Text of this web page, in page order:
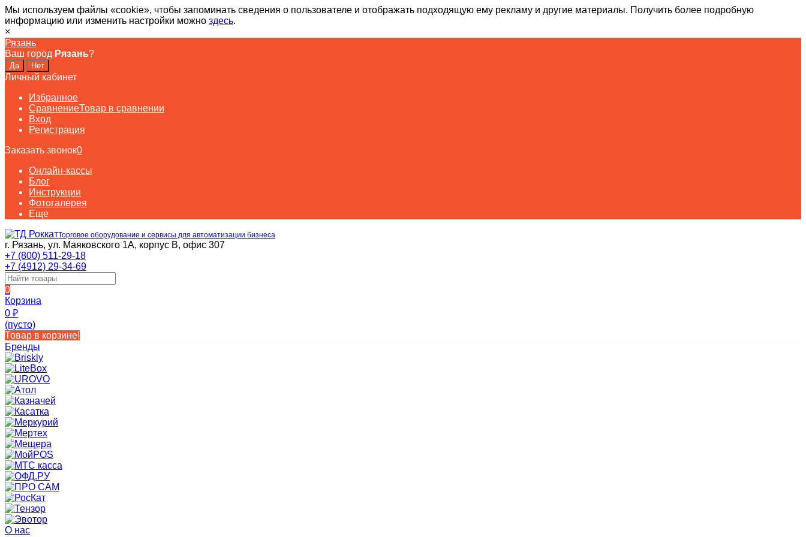
Мы используем файлы «cookie», чтобы запоминать сведения о пользователе и отображать подходящую ему рекламу и другие материалы. Получить более подробную
информацию или изменить настройки можно здесь.
×
Рязань
Ваш город Рязань?
Личный кабинет
Избранное
СравнениеТовар в сравнении
Вход
Регистрация
Заказать звонок0
Онлайн-кассы
Блог
Инструкции
Фотогалерея
Еще
Торговое оборудование и сервисы для автоматизации бизнеса
г. Рязань, ул. Маяковского 1А, корпус B, офис 307
+7 (800) 511-29-18
+7 (4912) 29-34-69
0
Корзина
0 ₽
(пусто)
Товар в корзине!
Бренды
О нас